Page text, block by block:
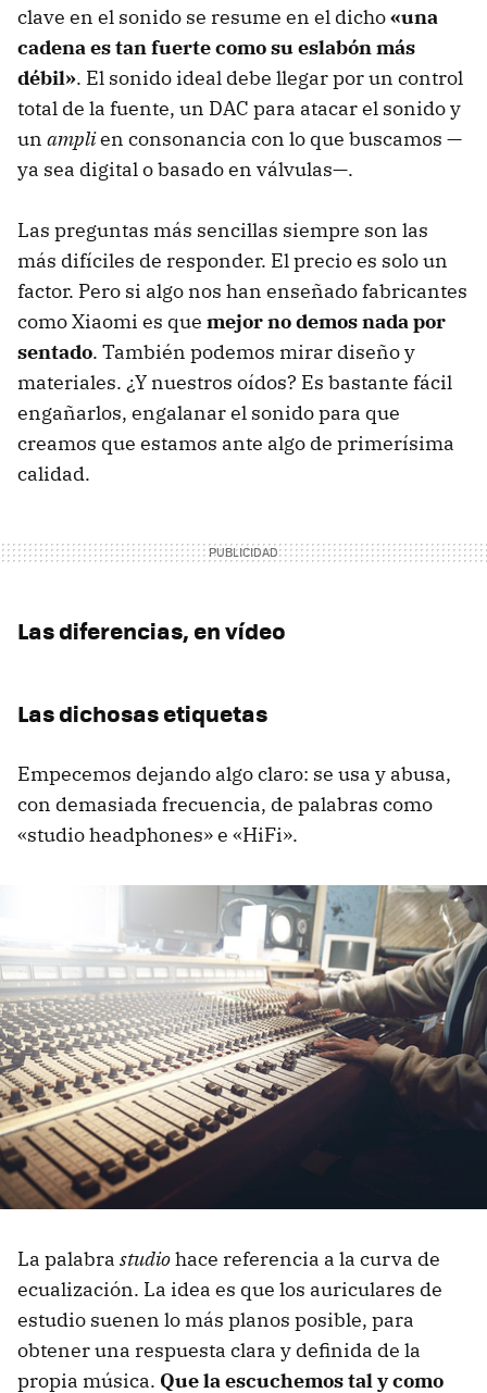
clave en el sonido se resume en el dicho«una
cadena es tan fuerte como su eslabón más
débil». El sonido ideal debe llegar por un control
total de la fuente, un DAC para atacar el sonido y
un amplien consonancia con lo que buscamos —
ya sea digital o basado en válvulas—.
Las preguntas más sencillas siempre son las
más difíciles de responder. El precio es solo un
factor. Pero si algo nos han enseñado fabricantes
como Xiaomi es que mejor no demos nada por
sentado. También podemos mirar diseño y
materiales. ¿Y nuestros oídos? Es bastante fácil
engañarlos, engalanar el sonido para que
creamos que estamos ante algo de primerísima
calidad.
Las diferencias, en vídeo
Las dichosas etiquetas
Empecemos dejando algo claro: se usa y abusa,
con demasiada frecuencia, de palabras como
«studio headphones» e «HiFi».
La palabra studiohace referencia a la curva de
ecualización. La idea es que los auriculares de
estudio suenen lo más planos posible, para
obtener una respuesta clara y definida de la
propia música. Que la escuchemos tal y como